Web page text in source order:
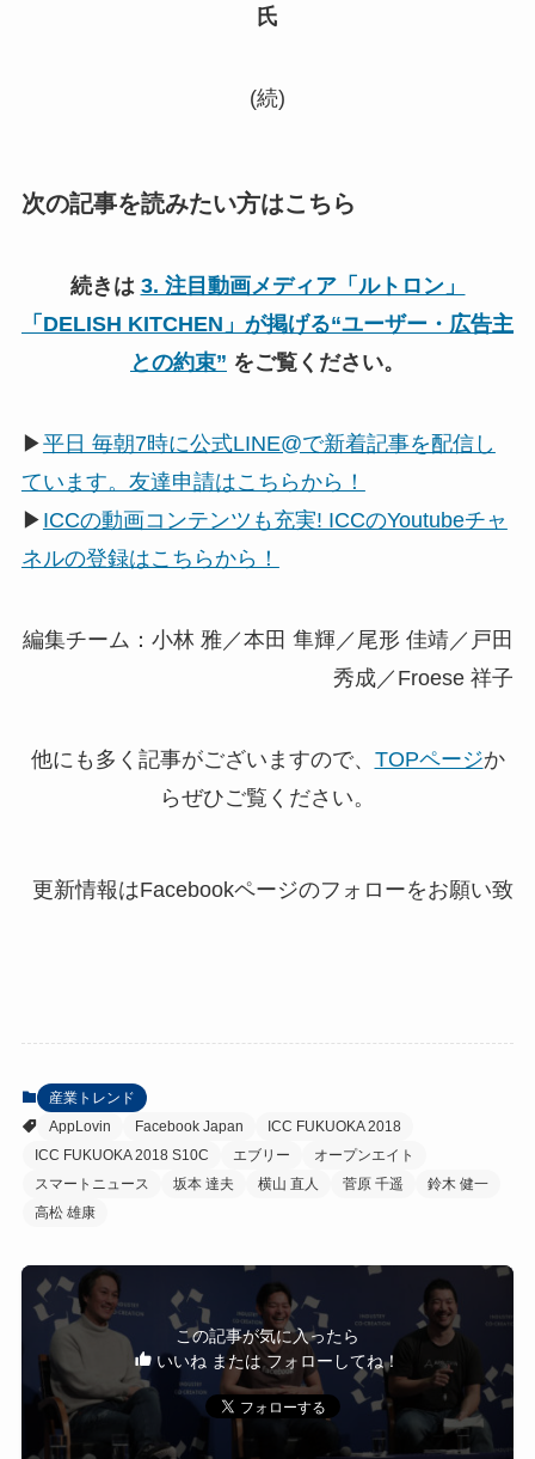
氏
(続)
次の記事を読みたい方はこちら
続きは 3. 注目動画メディア「ルトロン」
「DELISH KITCHEN」が掲げる“ユーザー・広告主
との約束” をご覧ください。
▶平日 毎朝7時に公式LINE@で新着記事を配信し
ています。友達申請はこちらから！
▶ ICCの動画コンテンツも充実! ICCのYoutubeチャ
ネルの登録はこちらから！
編集チーム：小林 雅／本田 隼輝／尾形 佳靖／戸田
秀成／Froese 祥子
他にも多く記事がございますので、 TOPページか
らぜひご覧ください。
産業トレンド
AppLovin
Facebook Japan
ICC FUKUOKA 2018
ICC FUKUOKA 2018 S10C
エブリー
オープンエイト
スマートニュース
坂本 達夫 横山 直人 菅原 千遥
鈴木 健一
高松 雄康
この記事が気に入ったら
いいね または フォローしてね！